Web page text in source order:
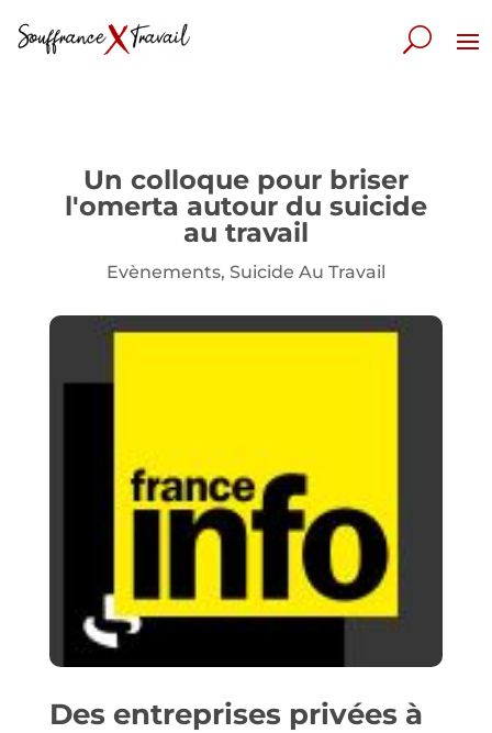
Un colloque pour briser
l'omerta autour du suicide
au travail
Evènements, Suicide Au Travail
Des entreprises privées à